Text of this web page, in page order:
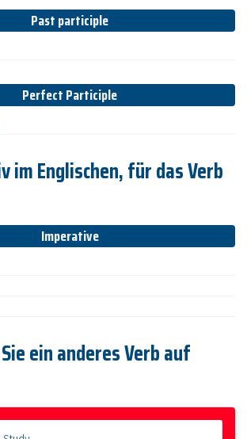
Past participle
Perfect Participle
im Englischen, für das Verb
Imperative
ein anderes Verb auf